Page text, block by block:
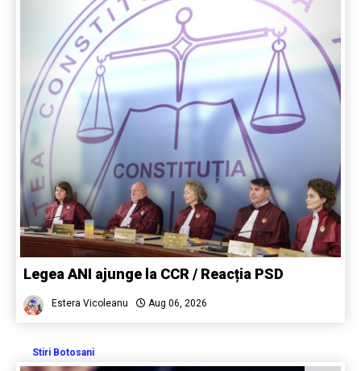
Legea ANI ajunge la CCR / Reacția PSD
Estera Vicoleanu Aug 06, 2026
Stiri Botosani